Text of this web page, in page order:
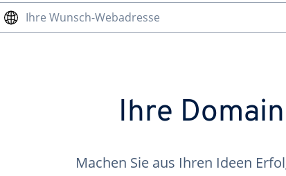
Ihre Wunsch-Webadresse
Ihre
Machen Sie aus Ihren Ideen